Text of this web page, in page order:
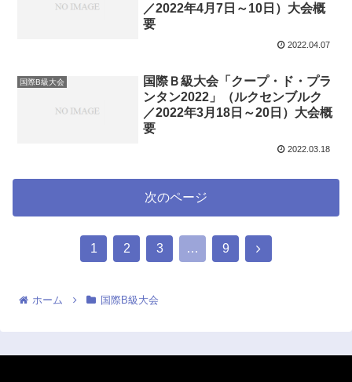
／2022年4月7日～10日）大会概
要
2022.04.07
国際B級大会
国際Ｂ級大会「クープ・ド・プラ
ンタン2022」（ルクセンブルク
／2022年3月18日～20日）大会概
要
2022.03.18
次のページ
1 2 3 … 9
ホーム 国際B級大会